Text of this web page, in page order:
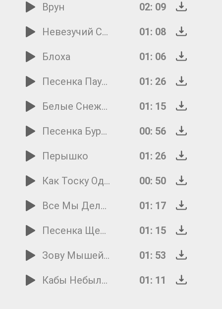
Врун
02: 09
Невезучий Савушкин
01: 08
Блоха
01: 06
Песенка Паучка Ананси
01: 26
Белые Снежинки
01: 15
Песенка Буратино
00: 56
Перышко
01: 26
Как Тоску Одолели
00: 50
Все Мы Делим Пополам
01: 17
Песенка Щенка-Футболиста
01: 15
Зову Мышей На Бой
01: 53
Кабы Небыло Зимы
01: 11